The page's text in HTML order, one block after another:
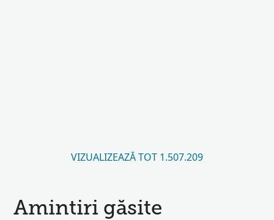
VIZUALIZEAZĂ TOT 1.507.209
Amintiri găsite